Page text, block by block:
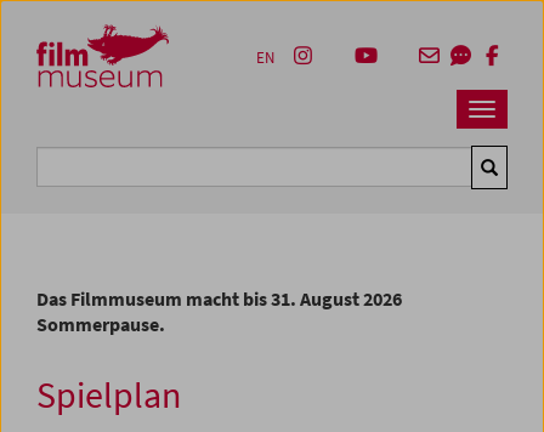
Zum Inhalt
Zum Hauptmenü
Zur Servicenavigation
Zum Suche
Navbar
EN
Das Filmmuseum macht bis 31. August 2026
Sommerpause.
Spielplan